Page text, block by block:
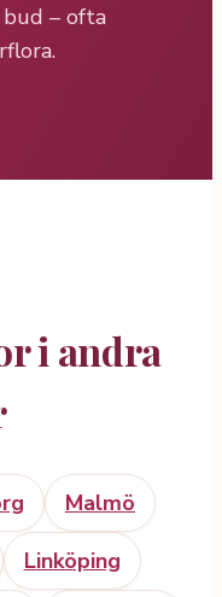
– ofta
i andra
Malmö
Linköping